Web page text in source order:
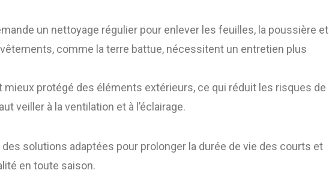
un nettoyage régulier pour enlever les feuilles, la poussière et
comme la terre battue, nécessitent un entretien plus
mieux protégé des éléments extérieurs, ce qui réduit les risques de
veiller à la ventilation et à l’éclairage.
solutions adaptées pour prolonger la durée de vie des courts et
en toute saison.